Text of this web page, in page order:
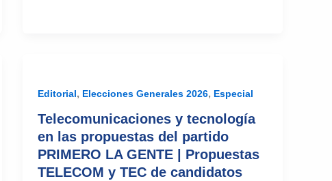
Editorial, Elecciones Generales 2026, Especial
Telecomunicaciones y tecnología
en las propuestas del partido
PRIMERO LA GENTE | Propuestas
TELECOM y TEC de candidatos